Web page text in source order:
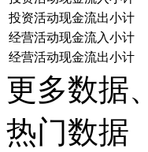
投资活动现金流出小计
经营活动现金流入小计
经营活动现金流出小计
更多数据
热门数据